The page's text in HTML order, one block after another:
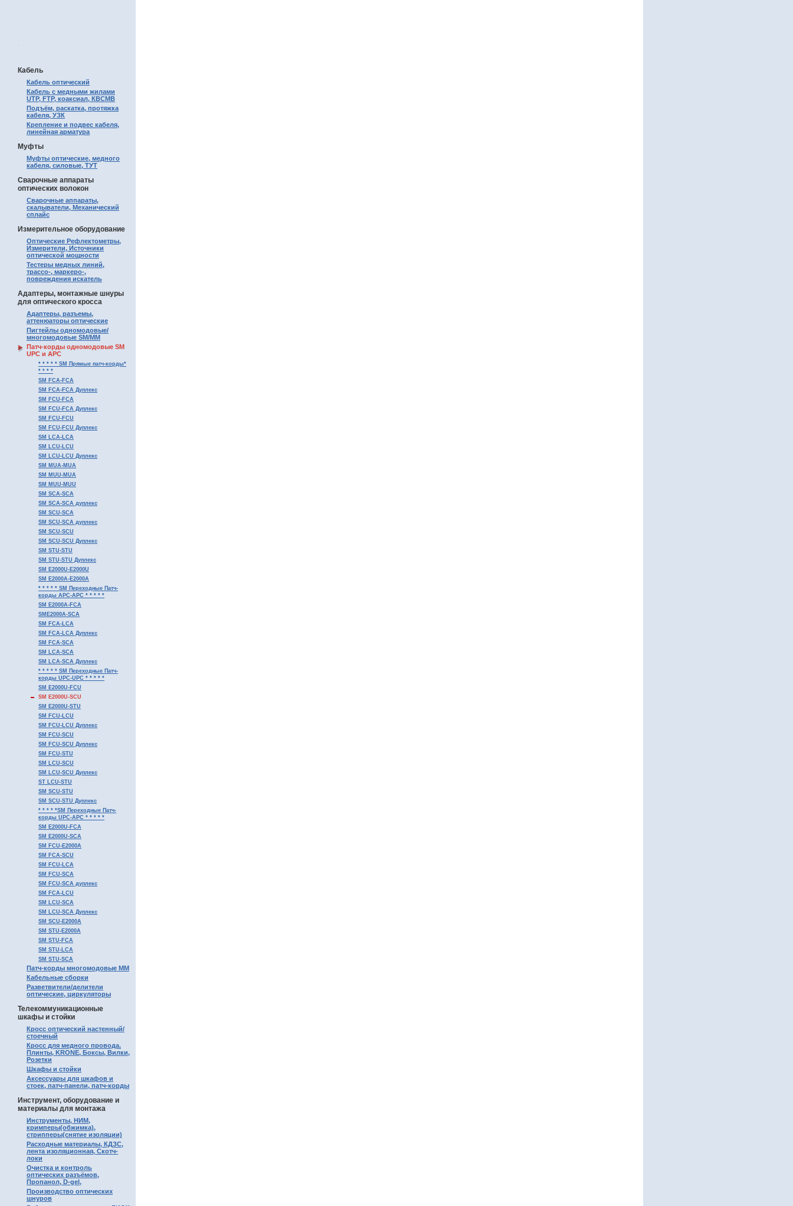
.
Кабель
Кабель оптический
Кабель с медными жилами
UTP, FTP, коаксиал, КВСМВ
Подъём, раскатка, протяжка
кабеля, УЗК
Крепление и подвес кабеля,
линейная арматура
Муфты
Муфты оптические, медного
кабеля, силовые, ТУТ
Сварочные аппараты
оптических волокон
Сварочные аппараты,
скалыватели, Механический
сплайс
Измерительное оборудование
Оптические Рефлектометры,
Измерители, Источники
оптической мощности
Тестеры медных линий,
трассо-, маркеро-,
повреждения искатель
Адаптеры, монтажные шнуры
для оптического кросса
Адаптеры, разъемы,
аттенюаторы оптические
Пигтейлы одномодовые/
многомодовые SM/MM
Патч-корды одномодовые SM
UPC и APC
* * * * * SM Прямые патч-корды*
* * * *
SM FCA-FCA
SM FCA-FCA Дуплекс
SM FCU-FCA
SM FCU-FCA Дуплекс
SM FCU-FCU
SM FCU-FCU Дуплекс
SM LCA-LCA
SM LCU-LCU
SM LCU-LCU Дуплекс
SM MUA-MUA
SM MUU-MUA
SM MUU-MUU
SM SCA-SCA
SM SCA-SCA дуплекс
SM SCU-SCA
SM SCU-SCA дуплекс
SM SCU-SCU
SM SCU-SCU Дуплекс
SM STU-STU
SM STU-STU Дуплекс
SM E2000U-E2000U
SM E2000A-E2000A
* * * * * SM Переходные Патч-
корды APC-APC * * * * *
SM E2000A-FCA
SME2000A-SCA
SM FCA-LCA
SM FCA-LCA Дуплекс
SM FCA-SCA
SM LCA-SCA
SM LCA-SCA Дуплекс
* * * * * SM Переходные Патч-
корды UPC-UPC * * * * *
SM E2000U-FCU
SM E2000U-SCU
SM E2000U-STU
SM FCU-LCU
SM FCU-LCU Дуплекс
SM FCU-SCU
SM FCU-SCU Дуплекс
SM FCU-STU
SM LCU-SCU
SM LCU-SCU Дуплекс
ST LCU-STU
SM SCU-STU
SM SCU-STU Дуплекс
* * * * *SM Переходные Патч-
корды UPC-APC * * * * *
SM E2000U-FCA
SM E2000U-SCA
SM FCU-E2000A
SM FCA-SCU
SM FCU-LCA
SM FCU-SCA
SM FCU-SCA дуплекс
SM FCA-LCU
SM LCU-SCA
SM LCU-SCA Дуплекс
SM SCU-E2000A
SM STU-E2000A
SM STU-FCA
SM STU-LCA
SM STU-SCA
Патч-корды многомодовые MM
Кабельные сборки
Разветвители/делители
оптические, циркуляторы
Телекоммуникационные
шкафы и стойки
Кросс оптический настенный/
стоечный
Кросс для медного провода.
Плинты, KRONE, Боксы, Вилки,
Розетки
Шкафы и стойки
Аксессуары для шкафов и
стоек, патч-панели, патч-корды
Инструмент, оборудование и
материалы для монтажа
Инструменты, НИМ,
кримперы(обжимка),
стрипперы(снятие изоляции)
Расходные материалы, КДЗС,
лента изоляционная, Скотч-
локи
Очистка и контроль
оптических разъёмов,
Пропанол, D-gel,
Производство оптических
шнуров